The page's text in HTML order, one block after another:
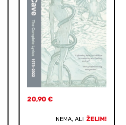
20,90 €
NEMA, ALI ŽELIM!